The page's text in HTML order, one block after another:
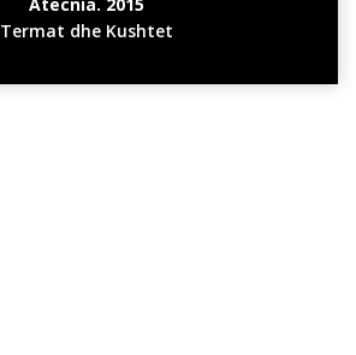
Termat dhe Kushtet